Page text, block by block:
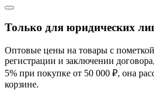
Только для юридических
Оптовые цены на товары с
регистрации и заключении
5% при покупке от 50 000 ₽, она
корзине.